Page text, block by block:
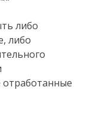
либо
либо
отработанные